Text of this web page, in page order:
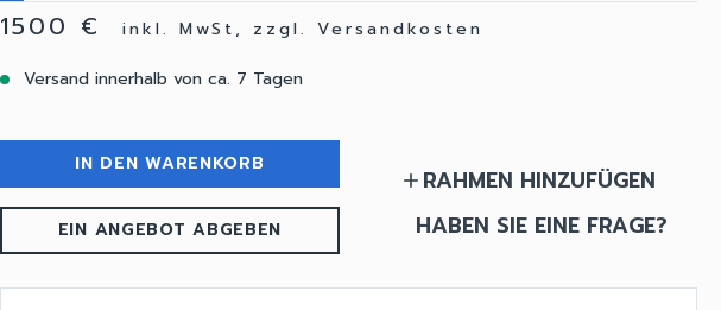
1500 €
inkl. MwSt, zzgl. Versandkosten
Versand innerhalb von ca. 7 Tagen
IN DEN WARENKORB
EIN ANGEBOT ABGEBEN
add RAHMEN HINZUFÜGEN
HABEN SIE EINE FRAGE?